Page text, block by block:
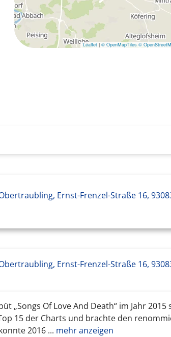
Leaflet | © OpenMapTiles ©
Ernst-Frenzel-Straße 16,
Ernst-Frenzel-Straße 16,
„Songs Of Love And Death“ im Jahr 2015
15 der Charts und brachte den
2016 ... mehr anzeigen